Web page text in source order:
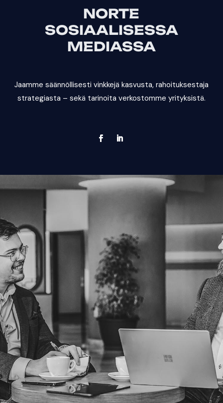
NORTE
SOSIAALISESSA
MEDIASSA
Jaamme säännöllisesti vinkkejä kasvusta, rahoituksestaja
strategiasta – sekä tarinoita verkostomme yrityksistä.